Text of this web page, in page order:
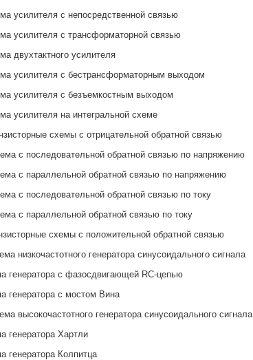
усилителя с непосредственной связью
усилителя с трансформаторной связью
двухтактного усилителя
усилителя с бестрансформаторным выходом
усилителя с безъемкостным выходом
усилителя на интегральной схеме
схемы с отрицательной обратной связью
с последовательной обратной связью по напряжению
с параллельной обратной связью по напряжению
с последовательной обратной связью по току
с параллельной обратной связью по току
схемы с положительной обратной связью
низкочастотного генератора синусоидального сигнала
генератора с фазосдвигающей RC-цепью
генератора с мостом Вина
высокочастотного генератора синусоидального сигнала
генератора Хартли
генератора Колпитца